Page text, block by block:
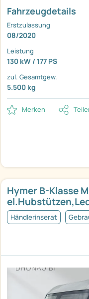
Fahrzeugdetails
Erstzulassung
08/2020
Leistung
130 kW / 177 PS
zul. Gesamtgew.
5.500 kg
Merken
Hymer B-Klasse
Händlerinserat